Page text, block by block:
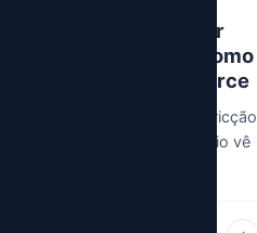
em uma página: por
a conversão e como
em WooCommerce
em uma só página reduz fricção
a conversão porque o usuário vê